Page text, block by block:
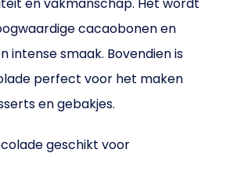
cacaobonen en
intense smaak. Bovendien is
perfect voor het maken
en gebakjes.
geschikt voor